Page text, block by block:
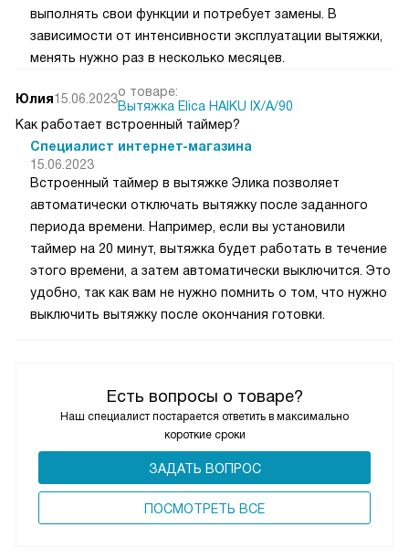
Есть вопросы о товаре?
Наш специалист постарается ответить в максимально
короткие сроки
ЗАДАТЬ ВОПРОС
ПОCМОТРЕТЬ ВСЕ
выполнять свои функции и потребует замены. В
зависимости от интенсивности эксплуатации вытяжки,
менять нужно раз в несколько месяцев.
Юлия15.06.2023о товаре:
Вытяжка Elica HAIKU IX/A/90
Как работает встроенный таймер?
Специалист интернет-магазина
15.06.2023
Встроенный таймер в вытяжке Элика позволяет
автоматически отключать вытяжку после заданного
периода времени. Например, если вы установили
таймер на 20 минут, вытяжка будет работать в течение
этого времени, а затем автоматически выключится. Это
удобно, так как вам не нужно помнить о том, что нужно
выключить вытяжку после окончания готовки.